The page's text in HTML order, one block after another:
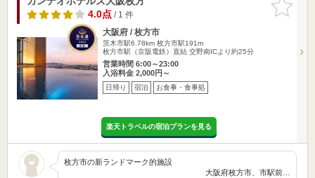
りに追加
4.0点/ 1 件
大阪府 / 枚方市
茨木市駅6.78km 枚方市駅191m
枚方市駅（京阪電鉄）直結 交野南ICより約25分
営業時間 6:00～23:00
入浴料金 2,000円～
日帰り 宿泊 お食事・食事処
楽天トラベルの宿泊プランを見る
枚方市の新ランドマーク的施設
大阪府枚方市、市駅前…